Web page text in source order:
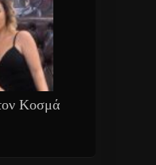
Κοσμά